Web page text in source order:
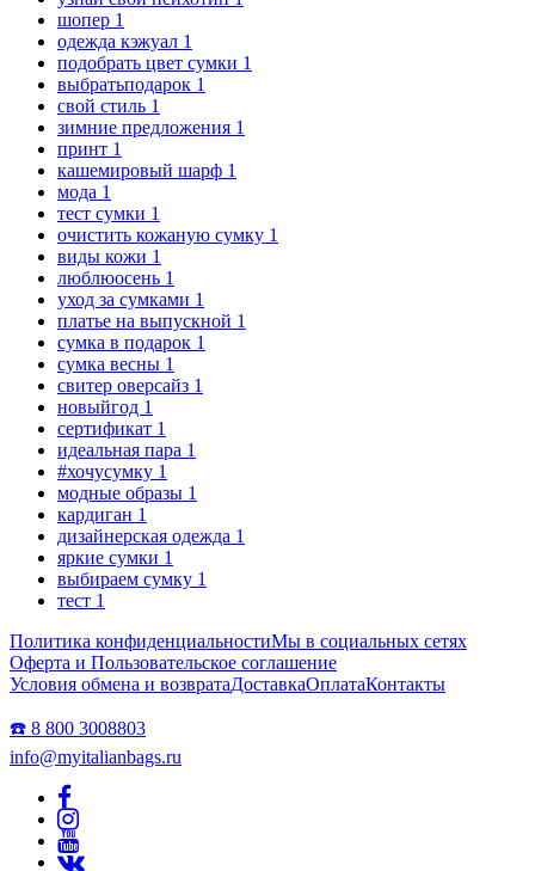
шопер 1
одежда кэжуал 1
подобрать цвет сумки 1
выбратьподарок 1
свой стиль 1
зимние предложения 1
принт 1
кашемировый шарф 1
мода 1
тест сумки 1
очистить кожаную сумку 1
виды кожи 1
люблюосень 1
уход за сумками 1
платье на выпускной 1
сумка в подарок 1
сумка весны 1
свитер оверсайз 1
новыйгод 1
сертификат 1
идеальная пара 1
#хочусумку 1
модные образы 1
кардиган 1
дизайнерская одежда 1
яркие сумки 1
выбираем сумку 1
тест 1
Политика конфиденциальностиМы в социальных сетях
Оферта и Пользовательское соглашение
Условия обмена и возвратаДоставкаОплатаКонтакты
☎️ 8 800 3008803
info@myitalianbags.ru